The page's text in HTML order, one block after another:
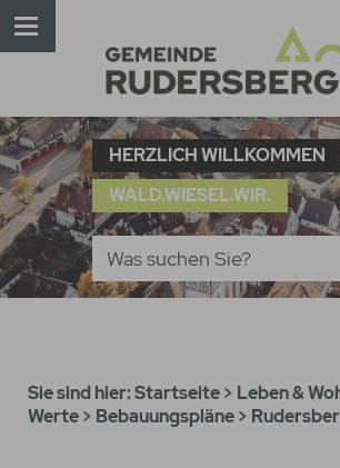
HERZLICH WILLKOMMEN
WALD.WIESEL.WIR.
Sie sind hier:Startseite> Leben &
Werte> Bebauungspläne>